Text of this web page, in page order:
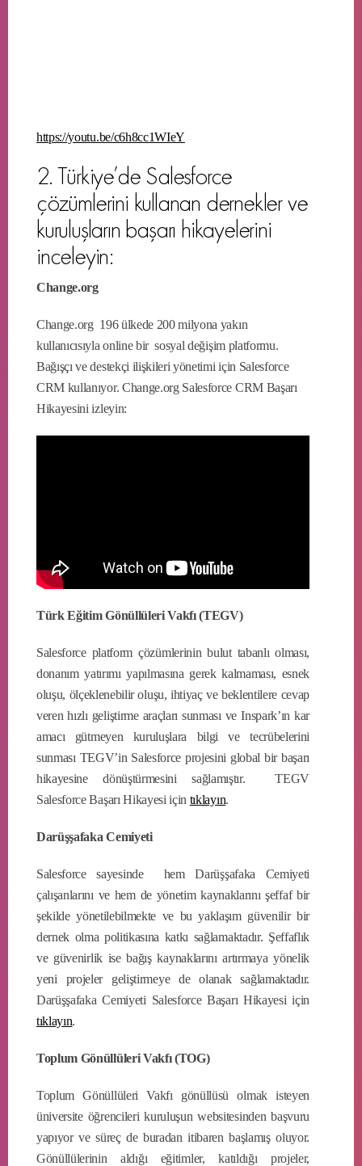
https://youtu.be/c6h8cc1WIeY
2. Türkiye’de Salesforce
çözümlerini kullanan dernekler ve
kuruluşların başarı hikayelerini
inceleyin:
Change.org
Change.org 196 ülkede 200 milyona yakın
kullanıcısıyla online bir sosyal değişim platformu.
Bağışçı ve destekçi ilişkileri yönetimi için Salesforce
CRM kullanıyor. Change.org Salesforce CRM Başarı
Hikayesini izleyin:
Türk Eğitim Gönüllüleri Vakfı (TEGV)
Salesforce platform çözümlerinin bulut tabanlı olması,
donanım yatırımı yapılmasına gerek kalmaması, esnek
oluşu, ölçeklenebilir oluşu, ihtiyaç ve beklentilere cevap
veren hızlı geliştirme araçları sunması ve Inspark’ın kar
amacı gütmeyen kuruluşlara bilgi ve tecrübelerini
sunması TEGV’in Salesforce projesini global bir başarı
hikayesine dönüştürmesini sağlamıştır. TEGV
Salesforce Başarı Hikayesi için tıklayın.
Darüşşafaka Cemiyeti
Salesforce sayesinde hem Darüşşafaka Cemiyeti
çalışanlarını ve hem de yönetim kaynaklarını şeffaf bir
şekilde yönetilebilmekte ve bu yaklaşım güvenilir bir
dernek olma politikasına katkı sağlamaktadır. Şeffaflık
ve güvenirlik ise bağış kaynaklarını artırmaya yönelik
yeni projeler geliştirmeye de olanak sağlamaktadır.
Darüşşafaka Cemiyeti Salesforce Başarı Hikayesi için
tıklayın.
Toplum Gönüllüleri Vakfı (TOG)
Toplum Gönüllüleri Vakfı gönüllüsü olmak isteyen
üniversite öğrencileri kuruluşun websitesinden başvuru
yapıyor ve süreç de buradan itibaren başlamış oluyor.
Gönüllülerinin aldığı eğitimler, katıldığı projeler,